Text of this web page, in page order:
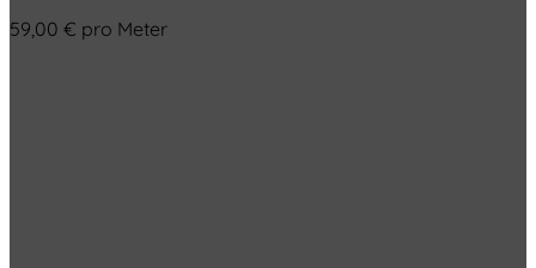
59,00 € pro Meter